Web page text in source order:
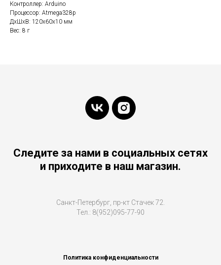
Контроллер: Arduino
Процессор: Atmega328p
ДxШxВ: 120x60x10 мм
Вес: 8 г
Следите за нами в социальных сетях
и приходите в наш магазин.
Санкт-Петербург, пр-кт Стачек 72.
Тел.: 8(952)095-77-90
Политика конфиденциальности